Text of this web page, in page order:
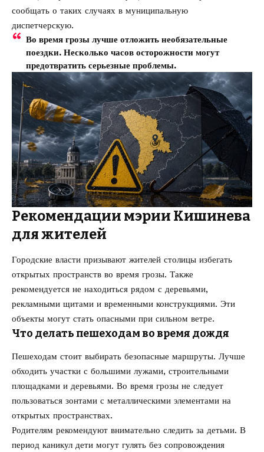
сообщать о таких случаях в муниципальную
диспетчерскую.
Во время грозы лучше отложить необязательные
поездки. Несколько часов осторожности могут
предотвратить серьезные проблемы.
Рекомендации мэрии Кишинева
для жителей
Городские власти призывают жителей столицы избегать
открытых пространств во время грозы. Также
рекомендуется не находиться рядом с деревьями,
рекламными щитами и временными конструкциями. Эти
объекты могут стать опасными при сильном ветре.
Что делать пешеходам во время дождя
Пешеходам стоит выбирать безопасные маршруты. Лучше
обходить участки с большими лужами, строительными
площадками и деревьями. Во время грозы не следует
пользоваться зонтами с металлическими элементами на
открытых пространствах.
Родителям рекомендуют внимательно следить за детьми. В
период каникул дети могут гулять без сопровождения